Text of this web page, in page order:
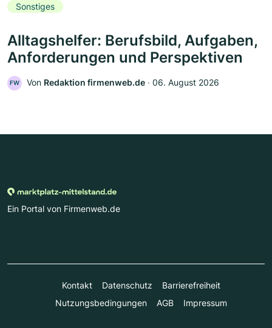
Sonstiges
Alltagshelfer: Berufsbild, Aufgaben,
Anforderungen und Perspektiven
FW Von Redaktion firmenweb.de ‧ 06. August 2026
Ein Portal von Firmenweb.de
Kontakt Datenschutz
Barrierefreiheit
Nutzungsbedingungen
AGB Impressum